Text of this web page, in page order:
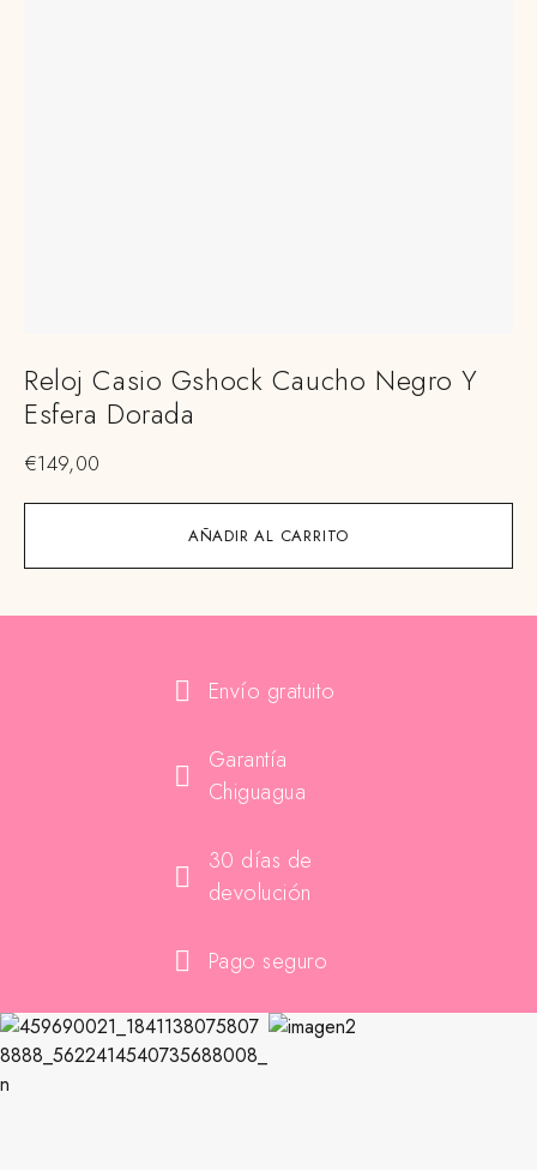
AÑADIR AL CARRITO
Reloj Casio Gshock Caucho Negro Y
Esfera Dorada
€149,00
Envío gratuito
Garantía
Chiguagua
30 días de
devolución
Pago seguro